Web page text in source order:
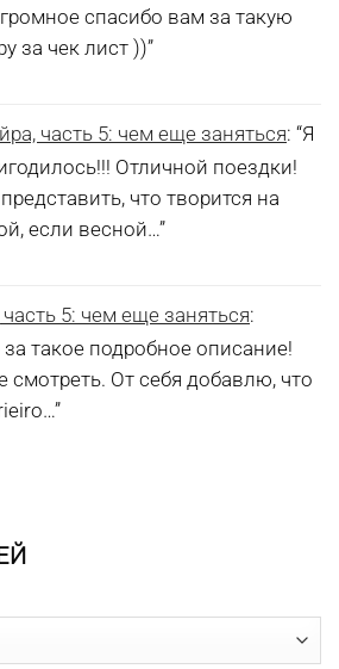
спасибо вам за такую
за чек лист ))”
часть 5: чем еще заняться: “Я
Отличной поездки!
что творится на
если весной…”
5: чем еще заняться:
такое подробное описание!
смотреть. От себя добавлю, что
”